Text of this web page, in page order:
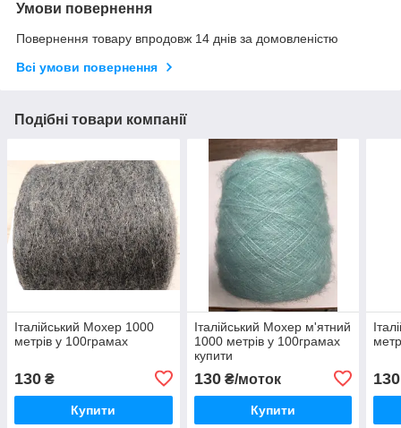
Умови повернення
Повернення товару впродовж 14 днів за домовленістю
Всі умови повернення
Подібні товари компанії
Італійський Мохер 1000
метрів у 100грамах
130 ₴
Купити
Італійський Мохер м'ятний
1000 метрів у 100грамах
купити
130₴/моток
Купити
130